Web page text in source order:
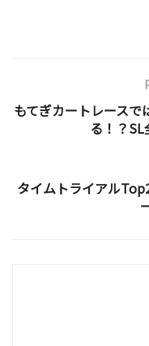
もてぎカートレース
る！？
タイムトライアル